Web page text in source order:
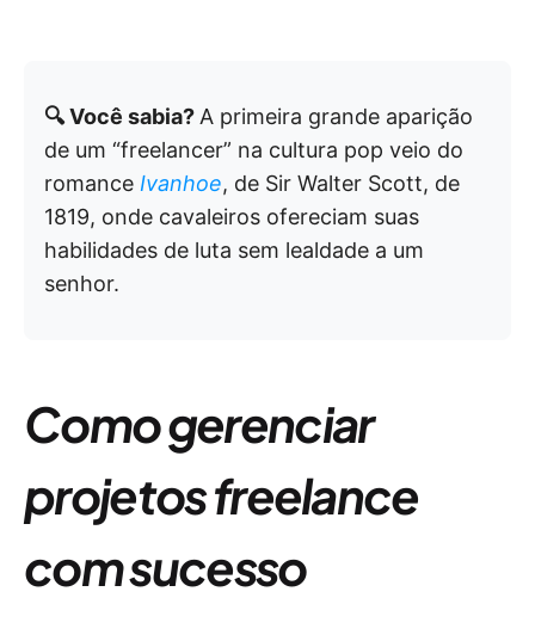
🔍 Você sabia? A primeira grande aparição
de um “freelancer” na cultura pop veio do
romance Ivanhoe, de Sir Walter Scott, de
1819, onde cavaleiros ofereciam suas
habilidades de luta sem lealdade a um
senhor.
Como gerenciar
projetos freelance
com sucesso